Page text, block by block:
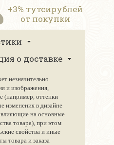
+3% тутсирублей
от покупки
о доставке
незначительно
и изображения,
(например, оттенки
изменения в дизайне
влияющие на основные
товара), при этом
свойства и иные
товара и заказа